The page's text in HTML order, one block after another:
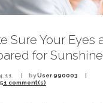
Sure Your Eyes
for Sunshine
byUser 990003
comment(s)